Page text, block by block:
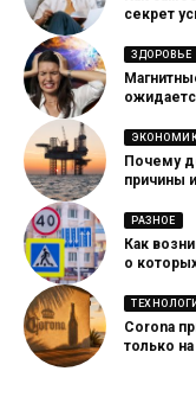
секрет
ЗДОРОВЬЕ
Почему
причины
РАЗНОЕ
Как
о
Corona
только на